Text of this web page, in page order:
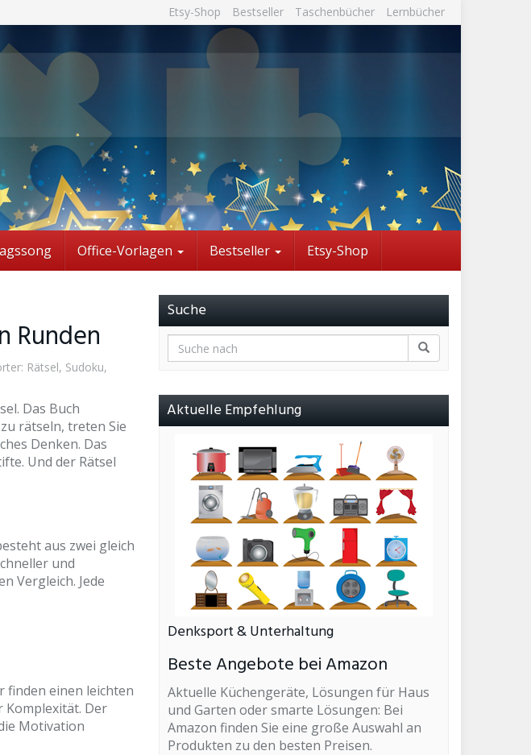
Etsy-Shop Bestseller Taschenbücher Lernbücher
Office-Vorlagen Bestseller Etsy-Shop
Runden
Rätsel, Sudoku,
Das Buch
rätseln, treten Sie
Denken. Das
Und der Rätsel
aus zwei gleich
und
Vergleich. Jede
finden einen leichten
Komplexität. Der
Motivation
Suche
Aktuelle Empfehlung
Denksport & Unterhaltung
Beste Angebote bei Amazon
Aktuelle Küchengeräte, Lösungen für Haus
und Garten oder smarte Lösungen: Bei
Amazon finden Sie eine große Auswahl an
Produkten zu den besten Preisen.